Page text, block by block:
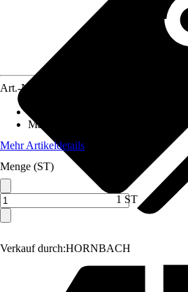
Verkauf durch:HORNBACH
Art.-Nr.
Material
Mehr Artikeldetails
Menge (ST)
1 ST